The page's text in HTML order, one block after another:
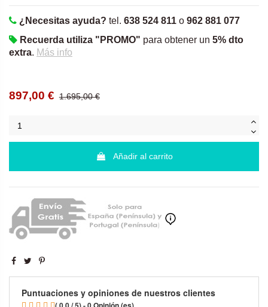
¿Necesitas ayuda? tel. 638 524 811 o 962 881 077
Recuerda utiliza "PROMO" para obtener un 5% dto
extra. Más info
897,00 € 1.695,00 €
Añadir al carrito
Puntuaciones y opiniones de nuestros clientes